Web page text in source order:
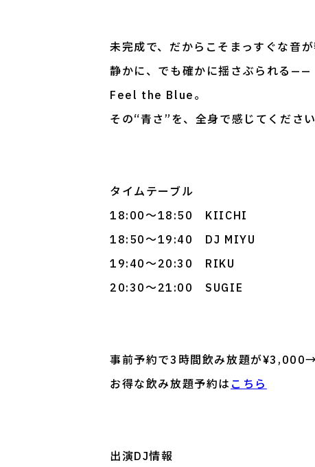
未完成で、だからこそまっすぐな音が
静かに、でも確かに揺さぶられる——
Feel the Blue。
その“青さ”を、全身で感じてください
タイムテーブル
18:00～18:50 KIICHI
18:50～19:40 DJ MIYU
19:40～20:30 RIKU
20:30～21:00 SUGIE
事前予約で3時間飲み放題が
お得な飲み放題予約は こちら
出演DJ情報